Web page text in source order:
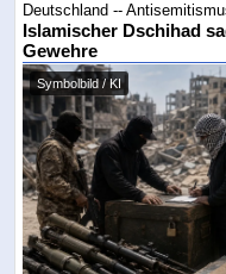
Deutschland --
Islamischer Dschihad
Gewehre
Symbolbild / KI